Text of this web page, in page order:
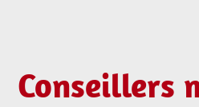
Conseillers